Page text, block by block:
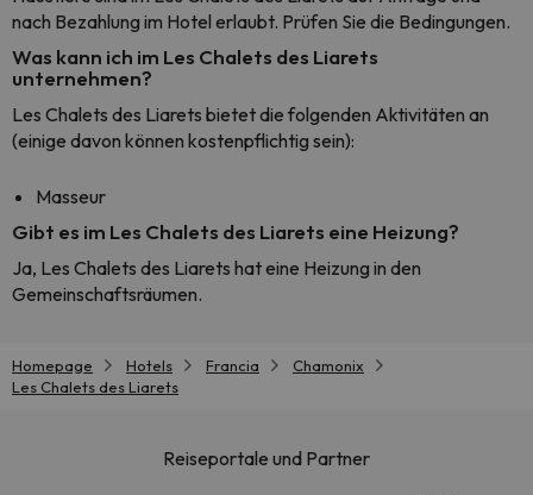
nach Bezahlung im Hotel erlaubt. Prüfen Sie die Bedingungen.
Was kann ich im Les Chalets des Liarets
unternehmen?
Les Chalets des Liarets bietet die folgenden Aktivitäten an
(einige davon können kostenpflichtig sein):
Masseur
Gibt es im Les Chalets des Liarets eine Heizung?
Ja, Les Chalets des Liarets hat eine Heizung in den
Gemeinschaftsräumen.
Homepage Hotels Francia
Chamonix
Les Chalets des Liarets
Reiseportale und Partner